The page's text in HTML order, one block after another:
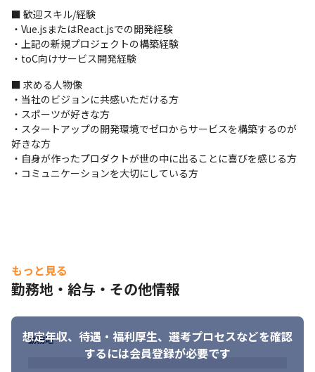
＜開発の流れ＞
・週に1度、Google MeetやZoomで行う定例ミーティングのほか
は、Slackでリアルタイムにコミュニケーションをとっています
・Backlogやesaを用いて、開発タスクやスケジュール管理を行っ
ています
・アジャイルやスクラムなど、特別決まった開発手法は採用してい
ませんが、共同事業開発の際にはウォーターフォールに近い手法
で開発を行うことがあります
＜ジョインする開発チームの決め方について＞
・本人の伸ばしたいスキルをヒアリングし、なるべく希望に沿っ
た開発ができるチームにアサインします
・開発だけでなく、自社サービスの企画や設計などに関われるポ
ジションです
・共同事業開発は0→1の新規開発がほとんどを占めるため、開発
く、興味のあるモダンな技術を取り入れながら開発を進めること
が可能です
■ 歓迎スキル/経験
・Vue.jsまたはReact.jsでの開発経験
・上記の新規プロジェクトの構築経験
・toC向けサービス開発経験
■ 求める人物像
・当社のビジョンに共感いただける方
・スポーツが好きな方
・スタートアップの開発環境でゼロからサービスを構築するのが
好きな方
・自身が作ったプロダクトが世の中に出ることに喜びを感じる方
・コミュニケーションを大切にしている方
もっと見る
勤務地・給与・その他情報
想定年収、待遇・福利厚生、 選考プロセスなどを確認
するには会員登録が必要です
勤務地